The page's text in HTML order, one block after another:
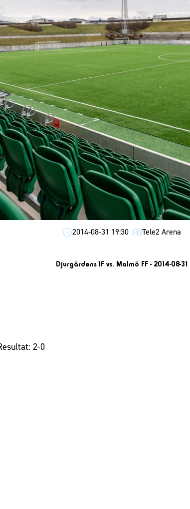
Djurgårdens IF vs. Malmö FF - 2014-08-31
2014-08-31 19:30 Tele2 Arena
2-0